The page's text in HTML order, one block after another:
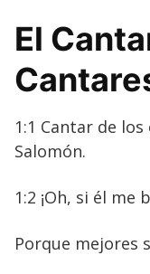
El
1:1 Cantar de
Salomón.
1:2 ¡Oh, si él me
Porque mejores